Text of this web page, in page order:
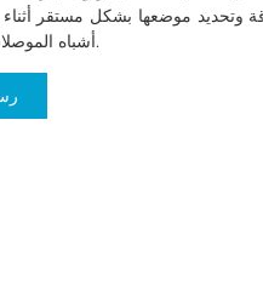
وتحديد موضعها بشكل مستقر
أشباه الموصلات الآلية.